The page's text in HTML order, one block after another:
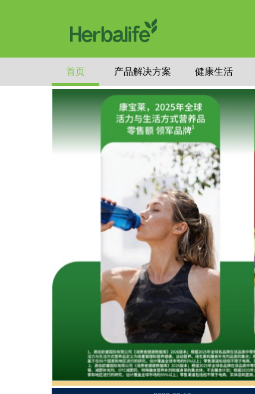
首页 产品解决方案 健康生活
2022-09-16
“康宝莱代餐科普日”引领国
2022-08-04
康宝莱史上最大单笔投资：4
2022-07-26
康宝莱二度亮相中国国际消
2022-09-22
康宝莱申报参加2022“金钥
2022-09-19
代餐产品正在成为追求健康